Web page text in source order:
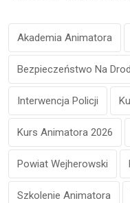
Akademia Animatora
Bezpieczeństwo Na
Interwencja Policji
Kurs Animatora 2026
Powiat Wejherowski
Szkolenie Animatora